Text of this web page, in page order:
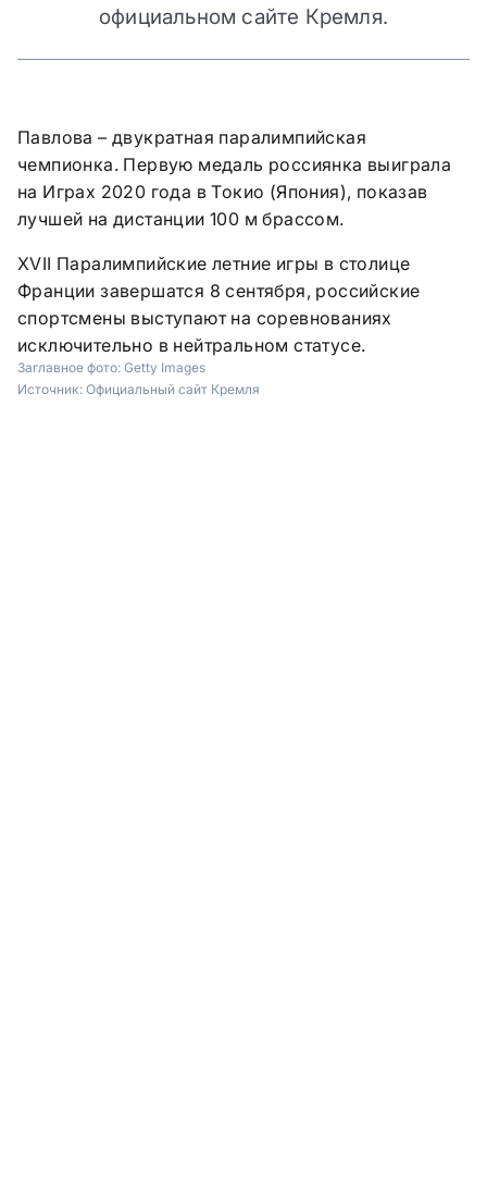
официальном сайте Кремля.
Павлова – двукратная паралимпийская
чемпионка. Первую медаль россиянка выиграла
на Играх 2020 года в Токио (Япония), показав
лучшей на дистанции 100 м брассом.
XVII Паралимпийские летние игры в столице
Франции завершатся 8 сентября, российские
спортсмены выступают на соревнованиях
исключительно в нейтральном статусе.
Заглавное фото: Getty Images
Источник: Официальный сайт Кремля